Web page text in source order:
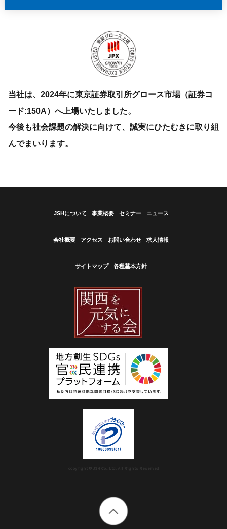
当社は、2024年に東京証券取引所グロース市場（証券コ
ード:150A）へ上場いたしました。
今後も社会課題の解決に向けて、誠実にひたむきに取り組
んでまいります。
JSHについて 事業概要 セミナー ニュース
会社概要 アクセス お問い合わせ 求人情報
サイトマップ 各種基本方針
copyright © JSH Co., Ltd. All Rights Reserved